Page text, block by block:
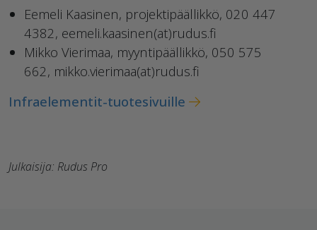
Eemeli Kaasinen, projektipäällikkö, 020 447
4382, eemeli.kaasinen(at)rudus.fi
Mikko Vierimaa, myyntipäällikkö, 050 575
662, mikko.vierimaa(at)rudus.fi
Infraelementit-tuotesivuille
Julkaisija: Rudus Pro